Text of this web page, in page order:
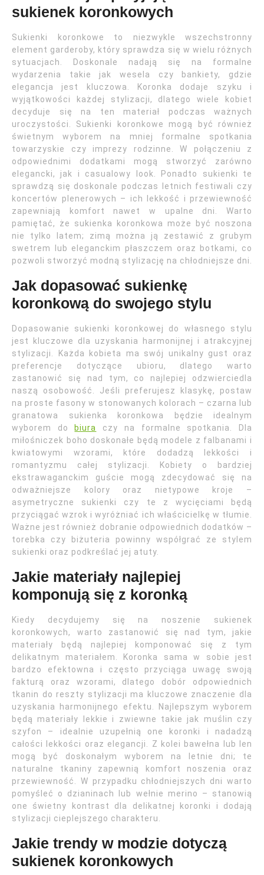
sukienek koronkowych
Sukienki koronkowe to niezwykle wszechstronny
element garderoby, który sprawdza się w wielu różnych
sytuacjach. Doskonale nadają się na formalne
wydarzenia takie jak wesela czy bankiety, gdzie
elegancja jest kluczowa. Koronka dodaje szyku i
wyjątkowości każdej stylizacji, dlatego wiele kobiet
decyduje się na ten materiał podczas ważnych
uroczystości. Sukienki koronkowe mogą być również
świetnym wyborem na mniej formalne spotkania
towarzyskie czy imprezy rodzinne. W połączeniu z
odpowiednimi dodatkami mogą stworzyć zarówno
elegancki, jak i casualowy look. Ponadto sukienki te
sprawdzą się doskonale podczas letnich festiwali czy
koncertów plenerowych – ich lekkość i przewiewność
zapewniają komfort nawet w upalne dni. Warto
pamiętać, że sukienka koronkowa może być noszona
nie tylko latem; zimą można ją zestawić z grubym
swetrem lub eleganckim płaszczem oraz botkami, co
pozwoli stworzyć modną stylizację na chłodniejsze dni.
Jak dopasować sukienkę
koronkową do swojego stylu
Dopasowanie sukienki koronkowej do własnego stylu
jest kluczowe dla uzyskania harmonijnej i atrakcyjnej
stylizacji. Każda kobieta ma swój unikalny gust oraz
preferencje dotyczące ubioru, dlatego warto
zastanowić się nad tym, co najlepiej odzwierciedla
naszą osobowość. Jeśli preferujesz klasykę, postaw
na proste fasony w stonowanych kolorach – czarna lub
granatowa sukienka koronkowa będzie idealnym
wyborem do biura
czy na formalne spotkania. Dla
miłośniczek boho doskonałe będą modele z falbanami i
kwiatowymi wzorami, które dodadzą lekkości i
romantyzmu całej stylizacji. Kobiety o bardziej
ekstrawaganckim guście mogą zdecydować się na
odważniejsze kolory oraz nietypowe kroje –
asymetryczne sukienki czy te z wycięciami będą
przyciągać wzrok i wyróżniać ich właścicielkę w tłumie.
Ważne jest również dobranie odpowiednich dodatków –
torebka czy biżuteria powinny współgrać ze stylem
sukienki oraz podkreślać jej atuty.
Jakie materiały najlepiej
komponują się z koronką
Kiedy decydujemy się na noszenie sukienek
koronkowych, warto zastanowić się nad tym, jakie
materiały będą najlepiej komponować się z tym
delikatnym materiałem. Koronka sama w sobie jest
bardzo efektowna i często przyciąga uwagę swoją
fakturą oraz wzorami, dlatego dobór odpowiednich
tkanin do reszty stylizacji ma kluczowe znaczenie dla
uzyskania harmonijnego efektu. Najlepszym wyborem
będą materiały lekkie i zwiewne takie jak muślin czy
szyfon – idealnie uzupełnią one koronki i nadadzą
całości lekkości oraz elegancji. Z kolei bawełna lub len
mogą być doskonałym wyborem na letnie dni; te
naturalne tkaniny zapewnią komfort noszenia oraz
przewiewność. W przypadku chłodniejszych dni warto
pomyśleć o dzianinach lub wełnie merino – stanowią
one świetny kontrast dla delikatnej koronki i dodają
stylizacji cieplejszego charakteru.
Jakie trendy w modzie dotyczą
sukienek koronkowych